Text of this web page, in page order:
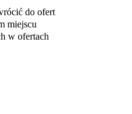
do ofert
miejscu
w ofertach